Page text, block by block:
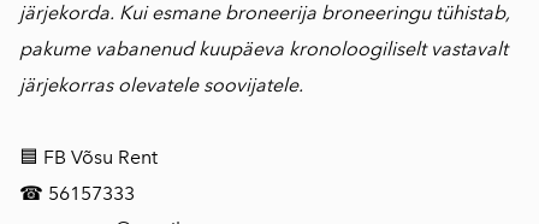
järjekorda. Kui esmane broneerija broneeringu tühistab,
pakume vabanenud kuupäeva kronoloogiliselt vastavalt
järjekorras olevatele soovijatele.
🟦 FB Võsu Rent
☎ 56157333